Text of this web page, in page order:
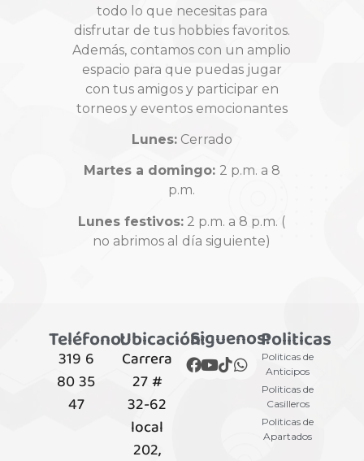
todo lo que necesitas para
disfrutar de tus hobbies favoritos.
Además, contamos con un amplio
espacio para que puedas jugar
con tus amigos y participar en
torneos y eventos emocionantes
Lunes:Cerrado
Martes a domingo: 2 p.m. a 8
p.m.
Lunes festivos: 2 p.m. a 8 p.m. (
no abrimos al día siguiente)
Siguenos:Politicas
Politicas de
Anticipos
Politicas de
Casilleros
Politicas de
Apartados
Ubicación:
Carrera
27 #
32-62
local
202,
Teléfono:
319 6
80 35
47